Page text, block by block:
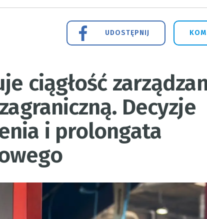
UDOSTĘPNIJ
ciągłość
Decyzje
i prolongata